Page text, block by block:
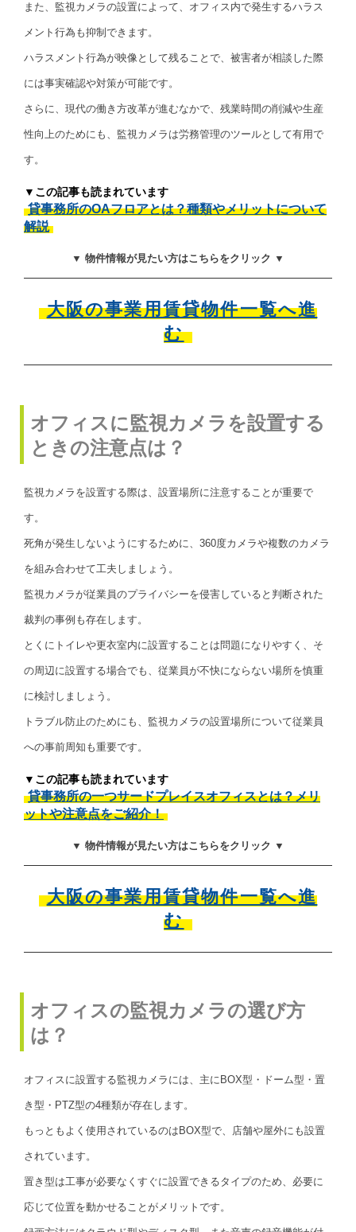
また、監視カメラの設置によって、オフィス内で発生するハラス
メント行為も抑制できます。
ハラスメント行為が映像として残ることで、被害者が相談した際
には事実確認や対策が可能です。
さらに、現代の働き方改革が進むなかで、残業時間の削減や生産
性向上のためにも、監視カメラは労務管理のツールとして有用で
す。
▼この記事も読まれています
貸事務所のOAフロアとは？種類やメリットについて
解説
▼ 物件情報が見たい方はこちらをクリック ▼
大阪の事業用賃貸物件一覧へ進
む
オフィスに監視カメラを設置する
ときの注意点は？
監視カメラを設置する際は、設置場所に注意することが重要で
す。
死角が発生しないようにするために、360度カメラや複数のカメラ
を組み合わせて工夫しましょう。
監視カメラが従業員のプライバシーを侵害していると判断された
裁判の事例も存在します。
とくにトイレや更衣室内に設置することは問題になりやすく、そ
の周辺に設置する場合でも、従業員が不快にならない場所を慎重
に検討しましょう。
トラブル防止のためにも、監視カメラの設置場所について従業員
への事前周知も重要です。
▼この記事も読まれています
貸事務所の一つサードプレイスオフィスとは？メリ
ットや注意点をご紹介！
▼ 物件情報が見たい方はこちらをクリック ▼
大阪の事業用賃貸物件一覧へ進
む
オフィスの監視カメラの選び方
は？
オフィスに設置する監視カメラには、主にBOX型・ドーム型・置
き型・PTZ型の4種類が存在します。
もっともよく使用されているのはBOX型で、店舗や屋外にも設置
されています。
置き型は工事が必要なくすぐに設置できるタイプのため、必要に
応じて位置を動かせることがメリットです。